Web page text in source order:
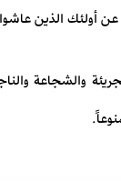
أولئك الذين
والشجاعة